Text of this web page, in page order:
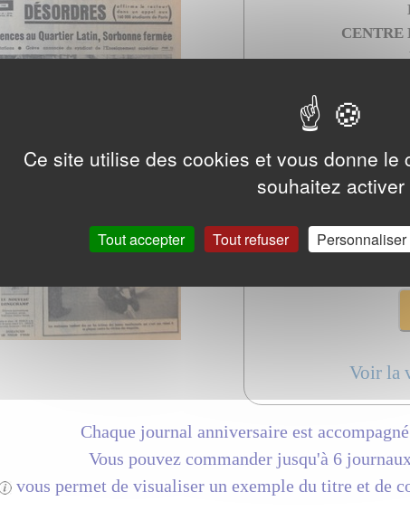
CENTRE
Voir la
Chaque journal anniversaire est
Vous pouvez commander jusqu'à 6
vous permet de visualiser un exemple du titre et de
Ce site utilise des cookies et vous donne le
souhaitez activer
Tout accepter Tout refuser Personnaliser